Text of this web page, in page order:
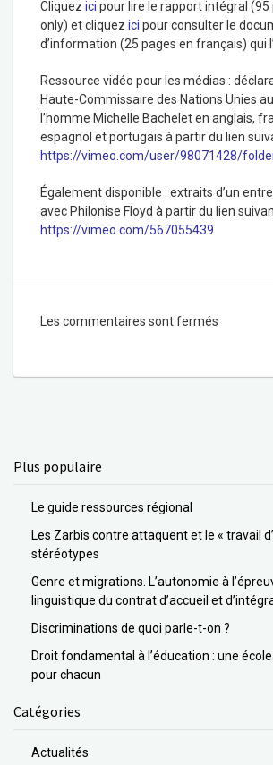
Cliquez ici pour lire le rapport intégral (95
only) et cliquez ici pour consulter le
d’information (25 pages en français) qui
Ressource vidéo pour les médias :
Haute-Commissaire des Nations Unies
l’homme Michelle Bachelet en anglais,
espagnol et portugais à partir du lien
https://vimeo.com/user/98071428/
Également disponible : extraits d’un
avec Philonise Floyd à partir du lien
https://vimeo.com/567055439
Les commentaires sont fermés
Plus populaire
Le guide ressources régional
Les Zarbis contre attaquent et le « travail
stéréotypes
Genre et migrations. L’autonomie à
linguistique du contrat d’accueil et
Discriminations de quoi parle-t-on ?
Droit fondamental à l’éducation : une
pour chacun
Catégories
Actualités